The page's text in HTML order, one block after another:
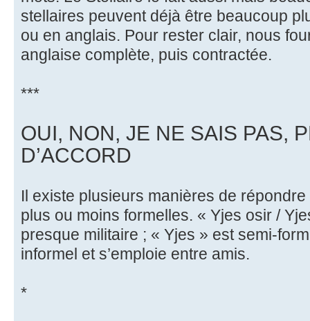
stellaires peuvent déjà être beaucoup
ou en anglais. Pour rester clair, nous
anglaise complète, puis contractée.
***
OUI, NON, JE NE SAIS PAS,
D’ACCORD
Il existe plusieurs manières de
plus ou moins formelles. « Yjes osir /
presque militaire ; « Yjes » est semi-
informel et s’emploie entre amis.
*